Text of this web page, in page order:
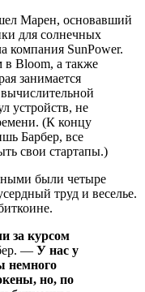
Марен, основавший
для солнечных
компания SunPower.
в Bloom, а также
занимается
устройств, не
(К концу
Барбер, все
свои стартапы.)
были четыре
труд и веселье.
за курсом
— У нас у
немного
но, по